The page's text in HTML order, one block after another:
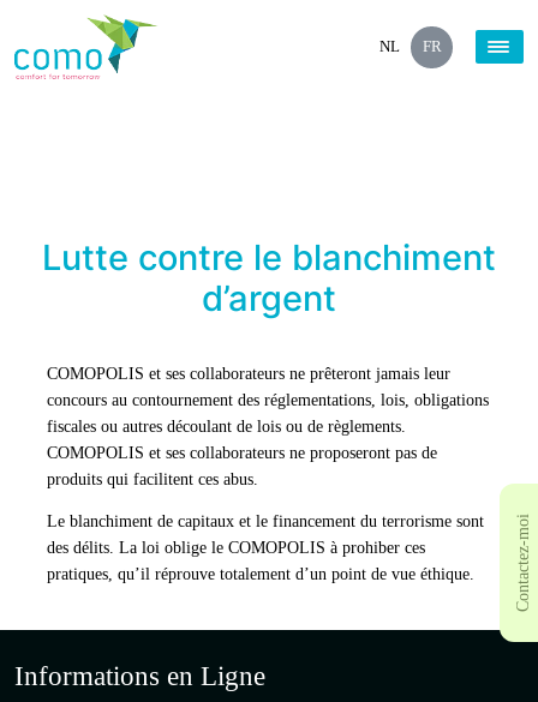
NL FR
Lutte contre le blanchiment
d’argent
COMOPOLIS et ses collaborateurs ne prêteront jamais leur
concours au contournement des réglementations, lois, obligations
fiscales ou autres découlant de lois ou de règlements.
COMOPOLIS et ses collaborateurs ne proposeront pas de
produits qui facilitent ces abus.
Le blanchiment de capitaux et le financement du terrorisme sont
des délits. La loi oblige le COMOPOLIS à prohiber ces
pratiques, qu’il réprouve totalement d’un point de vue éthique.
Informations en Ligne
Contactez-moi